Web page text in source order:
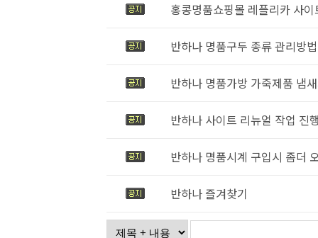
홍콩명품쇼핑몰 레플리카 사
반하나 명품구두 종류 관리방법
반하나 명품가방 가죽제품 냄
반하나 사이트 리뉴얼 작업 진
반하나 명품시계 구입시 좀더
반하나 즐겨찾기